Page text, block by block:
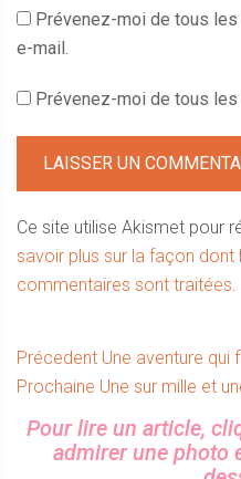
Prévenez-moi de tous
e-mail.
Prévenez-moi de tous
Ce site utilise Akismet pour
savoir plus sur la façon dont
commentaires sont traitées.
Navigation
de
l’article
Précedent Article
précédent :
Une aventure qui
Prochaine Article
Une sur mille et
Sidebar
Pour lire un article,
admirer une photo